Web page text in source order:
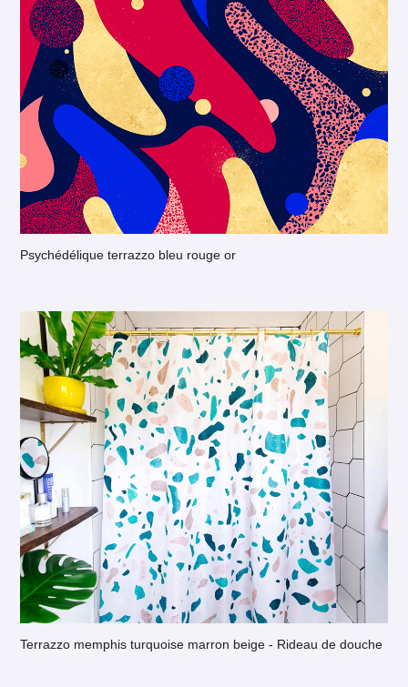
Psychédélique terrazzo bleu rouge or
Terrazzo memphis turquoise marron beige - Rideau de douche